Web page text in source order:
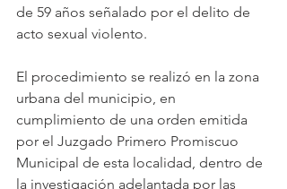
de 59 años señalado por el delito de
acto sexual violento.
El procedimiento se realizó en la zona
urbana del municipio, en
cumplimiento de una orden emitida
por el Juzgado Primero Promiscuo
Municipal de esta localidad, dentro de
la investigación adelantada por las